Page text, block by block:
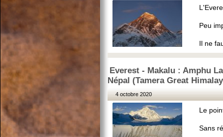
Peu
Il ne
Everest - Makalu : Amphu
Népal (Tamera Great
4 octobre 2020
Le
Sans